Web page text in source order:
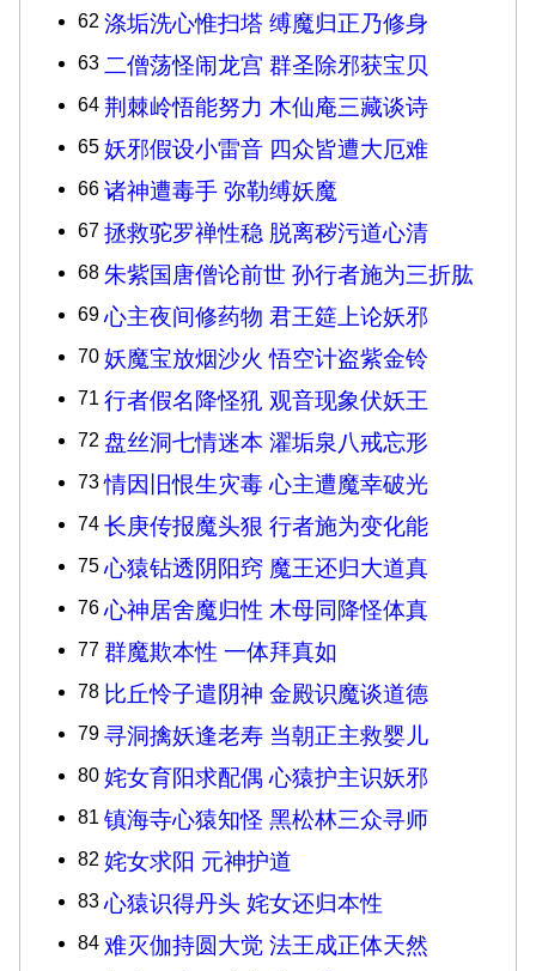
62 涤垢洗心惟扫塔 缚魔归正乃修身
63 二僧荡怪闹龙宫 群圣除邪获宝贝
64 荆棘岭悟能努力 木仙庵三藏谈诗
65 妖邪假设小雷音 四众皆遭大厄难
66 诸神遭毒手 弥勒缚妖魔
67 拯救驼罗禅性稳 脱离秽污道心清
68 朱紫国唐僧论前世 孙行者施为三折肱
69 心主夜间修药物 君王筵上论妖邪
70 妖魔宝放烟沙火 悟空计盗紫金铃
71 行者假名降怪犼 观音现象伏妖王
72 盘丝洞七情迷本 濯垢泉八戒忘形
73情因旧恨生灾毒 心主遭魔幸破光
74 长庚传报魔头狠 行者施为变化能
75 心猿钻透阴阳窍 魔王还归大道真
76 心神居舍魔归性 木母同降怪体真
77 群魔欺本性 一体拜真如
78 比丘怜子遣阴神 金殿识魔谈道德
79 寻洞擒妖逢老寿 当朝正主救婴儿
80 姹女育阳求配偶 心猿护主识妖邪
81 镇海寺心猿知怪 黑松林三众寻师
82 姹女求阳 元神护道
83 心猿识得丹头 姹女还归本性
84 难灭伽持圆大觉 法王成正体天然